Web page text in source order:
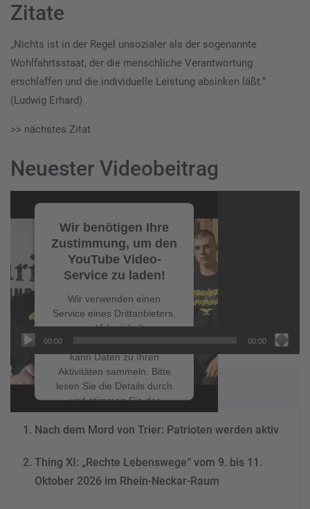
Zitate
„Nichts ist in der Regel unsozialer als der sogenannte
Wohlfahrtsstaat, der die menschliche Verantwortung
erschlaffen und die individuelle Leistung absinken läßt.“
(Ludwig Erhard)
>> nächstes Zitat
Neuester Videobeitrag
Player
Wir benötigen Ihre
Zustimmung, um den
YouTube Video-
Service zu laden!
Wir verwenden einen
Service eines Drittanbieters,
um Videoinhalte
einzubetten. Dieser Service
kann Daten zu Ihren
Aktivitäten sammeln. Bitte
lesen Sie die Details durch
und stimmen Sie der
Nutzung des Service zu, um
dieses Video anzusehen.
Mehr Informationen
00:00 00:00
NEUESTE BEITRÄGE
Nach dem Mord von Trier: Patrioten werden aktiv
Thing XI: „Rechte Lebenswege“ vom 9. bis 11.
Oktober 2026 im Rhein-Neckar-Raum